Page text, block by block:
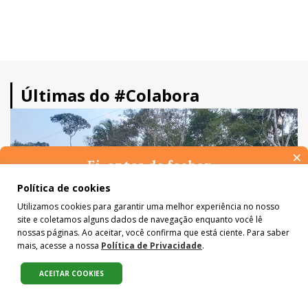
Últimas do #Colabora
Compartilhe:
Política de cookies
Utilizamos cookies para garantir uma melhor experiência no nosso
site e coletamos alguns dados de navegação enquanto você lê
nossas páginas. Ao aceitar, você confirma que está ciente. Para saber
mais, acesse a nossa Política de Privacidade.
ACEITAR COOKIES
×
Ei, antes de fechar…
Pense na importância de manter-se informado(a). Quer ter
colunistas e reportagens especiais? Receba a nossa newsletter.
É de graça :)